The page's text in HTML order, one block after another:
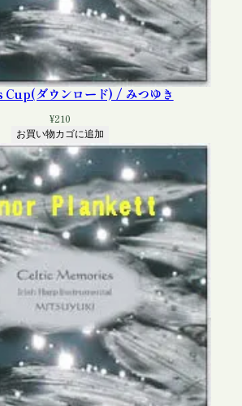
ダウンロード) / みつゆき
¥210
お買い物カゴに追加